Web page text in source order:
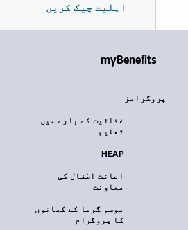
اہلیت چیک کریں
myBenefits
پروگرامز
غذائیت کے بارے میں
تعلیم
HEAP
اعانت اطفال کی
معاونت
موسم گرما کے کھانوں
کا پروگرام